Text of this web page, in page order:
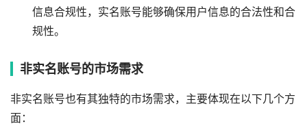
信息合规性，实名账号能够确保用户信息的合法性和合
规性。
非实名账号的市场需求
非实名账号也有其独特的市场需求，主要体现在以下几个方
面：